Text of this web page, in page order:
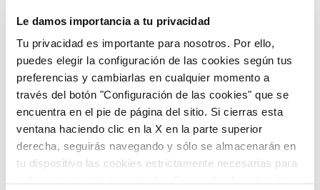
Le damos importancia a tu privacidad
Tu privacidad es importante para nosotros. Por ello,
puedes elegir la configuración de las cookies según tus
preferencias y cambiarlas en cualquier momento a
través del botón "Configuración de las cookies" que se
encuentra en el pie de página del sitio. Si cierras esta
ventana haciendo clic en la X en la parte superior
derecha, seguirás navegando y sólo se almacenarán en
tu dispositivo las cookies estrictamente necesarias para
Italia
schedule Cuándo
Sábado 27 junio 2026
desde 18:00hasta23:30
email Correo electrónico
ufficioturistico@comune.massamaritti
ma.gr.it open_in_new
language